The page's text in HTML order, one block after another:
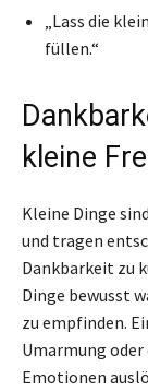
„Lass die
füllen.“
kleine
Kleine Dinge
und tragen
Dankbarkeit zu
Dinge bewusst
zu empfinden.
Umarmung
Emotionen